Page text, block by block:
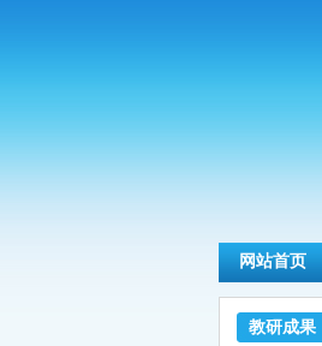
网站首页
教研成果